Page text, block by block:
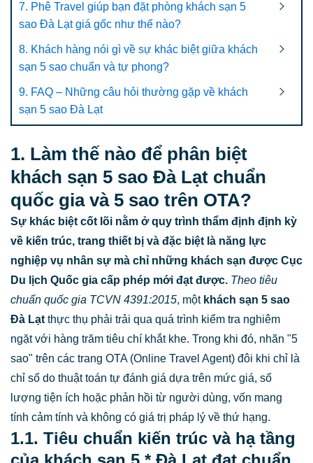
7. Phê Travel giúp bạn đặt phòng khách sạn 5
sao Đà Lạt giá gốc như thế nào?
8. Khách hàng nói gì về sự khác biệt giữa khách
sạn 5 sao chuẩn và tự phong?
9. FAQ – Những câu hỏi thường gặp về khách
sạn 5 sao Đà Lạt
1. Làm thế nào để phân biệt
khách sạn 5 sao Đà Lạt chuẩn
quốc gia và 5 sao trên OTA?
Sự khác biệt cốt lõi nằm ở quy trình thẩm định định kỳ
về kiến trúc, trang thiết bị và đặc biệt là năng lực
nghiệp vụ nhân sự mà chỉ những khách sạn được Cục
Du lịch Quốc gia cấp phép mới đạt được. Theo tiêu
chuẩn quốc gia TCVN 4391:2015, một khách sạn 5 sao
Đà Lạt thực thụ phải trải qua quá trình kiểm tra nghiêm
ngặt với hàng trăm tiêu chí khắt khe. Trong khi đó, nhãn "5
sao" trên các trang OTA (Online Travel Agent) đôi khi chỉ là
chỉ số do thuật toán tự đánh giá dựa trên mức giá, số
lượng tiện ích hoặc phản hồi từ người dùng, vốn mang
tính cảm tính và không có giá trị pháp lý về thứ hạng.
1.1. Tiêu chuẩn kiến trúc và hạ tầng